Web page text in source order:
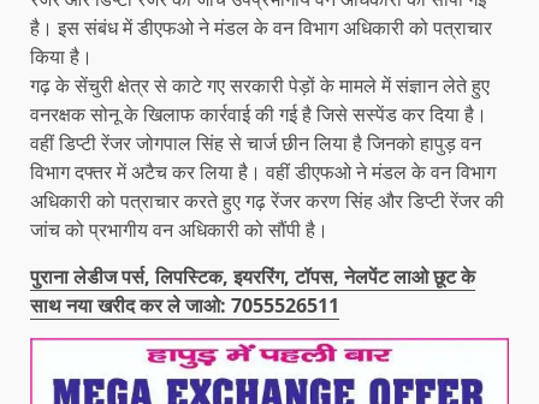
है। इस संबंध में डीएफओ ने मंडल के वन विभाग अधिकारी को पत्राचार
किया है।
गढ़ के सेंचुरी क्षेत्र से काटे गए सरकारी पेड़ों के मामले में संज्ञान लेते हुए
वनरक्षक सोनू के खिलाफ कार्रवाई की गई है जिसे सस्पेंड कर दिया है।
वहीं डिप्टी रेंजर जोगपाल सिंह से चार्ज छीन लिया है जिनको हापुड़ वन
विभाग दफ्तर में अटैच कर लिया है। वहीं डीएफओ ने मंडल के वन विभाग
अधिकारी को पत्राचार करते हुए गढ़ रेंजर करण सिंह और डिप्टी रेंजर की
जांच को प्रभागीय वन अधिकारी को सौंपी है।
पुराना लेडीज पर्स, लिपस्टिक, इयररिंग, टॉपस, नेलपेंट लाओ छूट के
साथ नया खरीद कर ले जाओ: 7055526511